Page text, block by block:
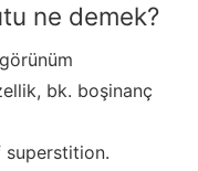
ne demek?
bk. boşinanç
superstition.